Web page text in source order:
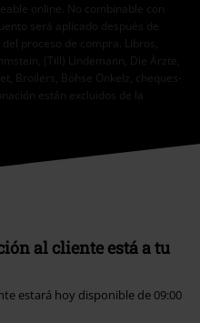
online. No combinable con
será aplicado después de
proceso de compra. Libros,
(Till) Lindemann, Die Ärzte,
Broilers, Böhse Onkelz, cheques-
están excluidos de la
al cliente está a tu
estará hoy disponible de 09:00